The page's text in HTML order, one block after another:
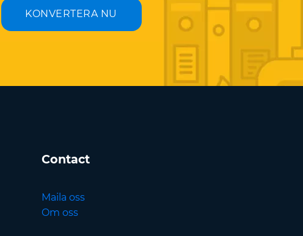
KONVERTERA NU
Contact
Maila oss
Om oss